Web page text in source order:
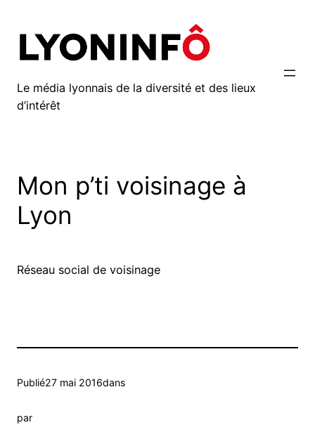
contenu
Le média lyonnais de la diversité et des lieux
d’intérêt
Mon p’ti voisinage à
Lyon
Réseau social de voisinage
Publié27 mai 2016dans
par